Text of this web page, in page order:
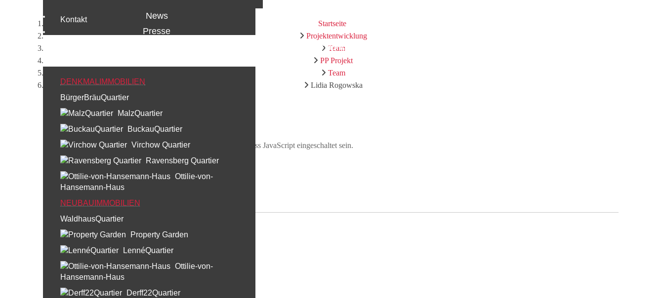
Kontakt
Wohnung kaufen
DENKMALIMMOBILIEN
BürgerBräuQuartier
MalzQuartier
BuckauQuartier
Virchow Quartier
Ravensberg Quartier
Ottilie-von-
Hansemann-Haus
NEUBAUIMMOBILIEN
WaldhausQuartier
Property Garden
LennéQuartier
Ottilie-von-
Hansemann-Haus
Derff22Quartier
News
Presse
Startseite
Projektentwicklung
Team
PP Projekt
Team
Lidia Rogowska
Kontakt
Tel.: 030/32 77 66-115
Diese E-Mail-Adresse ist vor Spambots geschützt! Zur Anzeige muss JavaScript eingeschaltet sein.
Lidia Rogowska
Standort
Berlin